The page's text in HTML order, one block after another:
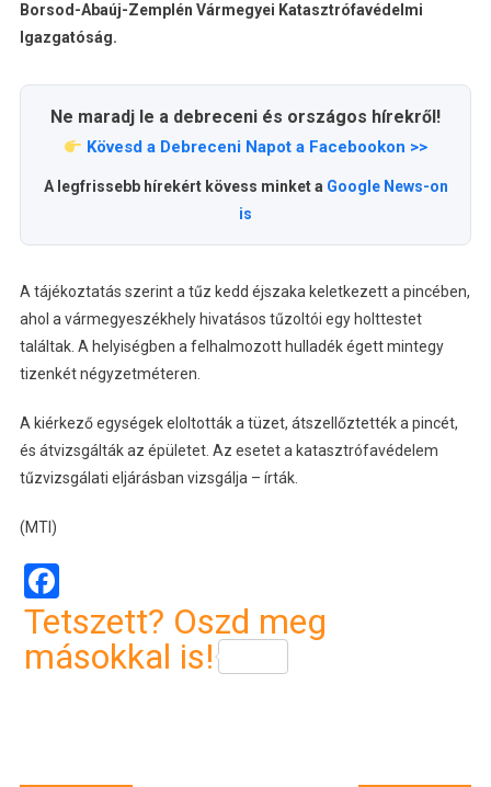
Borsod-Abaúj-Zemplén Vármegyei Katasztrófavédelmi
Igazgatóság.
Ne maradj le a debreceni és országos hírekről!
Kövesd a Debreceni Napot a Facebookon >>
A legfrissebb hírekért kövess minket a Google News-on
is
A tájékoztatás szerint a tűz kedd éjszaka keletkezett a pincében,
ahol a vármegyeszékhely hivatásos tűzoltói egy holttestet
találtak. A helyiségben a felhalmozott hulladék égett mintegy
tizenkét négyzetméteren.
A kiérkező egységek eloltották a tüzet, átszellőztették a pincét,
és átvizsgálták az épületet. Az esetet a katasztrófavédelem
tűzvizsgálati eljárásban vizsgálja – írták.
(MTI)
Facebook
Tetszett? Oszd meg
másokkal is!